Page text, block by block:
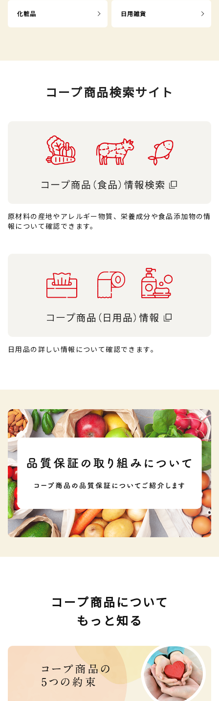
化粧品 日用雑貨
コープ商品検索サイト
原材料の産地やアレルギー物質、栄養成分や食品添加物の情
報について確認できます。
日用品の詳しい情報について確認できます。
コープ商品について
もっと知る